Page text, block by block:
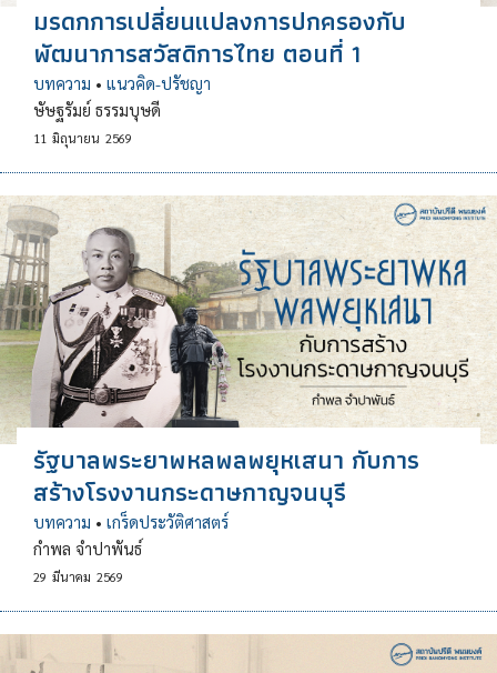
มรดกการเปลี่ยนแปลงการปกครองกับ
พัฒนาการสวัสดิการไทย ตอนที่ 1
บทความ • แนวคิด-ปรัชญา
ษัษฐรัมย์ ธรรมบุษดี
11 มิถุนายน 2569
รัฐบาลพระยาพหลพลพยุหเสนา กับการ
สร้างโรงงานกระดาษกาญจนบุรี
บทความ • เกร็ดประวัติศาสตร์
กำพล จำปาพันธ์
29 มีนาคม 2569